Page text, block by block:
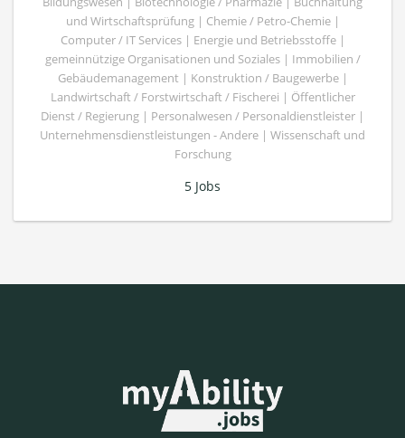
und Wirtschaftsprüfung | Chemie / Petro-Chemie |
Computer / IT Services | Energie und Betriebsstoffe |
gemeinnützige Organisationen und Soziales | Immobilien /
Gebäudemanagement | Konstruktion / Baugewerbe |
Landwirtschaft / Forstwirtschaft / Fischerei | Öffentlicher
Dienst / Regierung | Personalwesen / Personaldienstleister |
Unternehmensdienstleistungen - Andere | Wissenschaft und
Forschung
5 Jobs